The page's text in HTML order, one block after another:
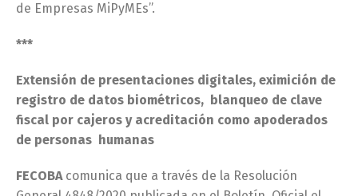
de Empresas MiPyMEs”.
***
Extensión de presentaciones digitales, eximición de
registro de datos biométricos, blanqueo de clave
fiscal por cajeros y acreditación como apoderados
de personas humanas
FECOBA comunica que a través de la Resolución